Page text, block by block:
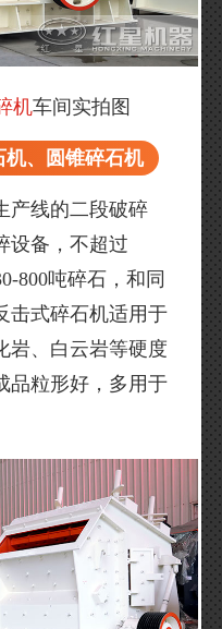
机车间实拍图
、圆锥碎石机
产线的二段破碎
设备，不超过
800吨碎石，和同
击式碎石机适用于
岩、白云岩等硬度
品粒形好，多用于